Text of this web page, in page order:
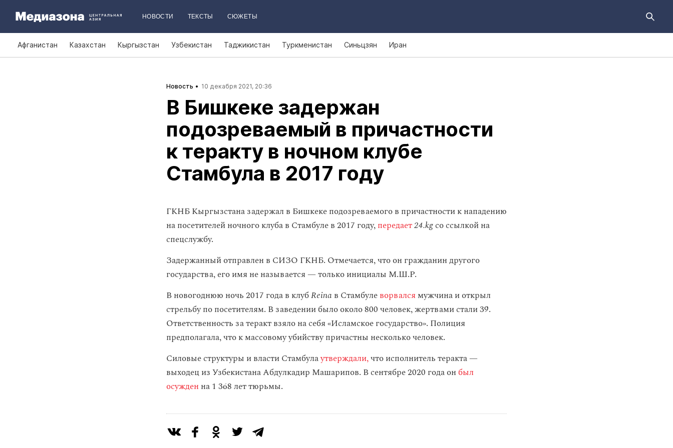
НОВОСТИ ТЕКСТЫ СЮЖЕТЫ
Афганистан Казахстан Кыргызстан Узбекистан Таджикистан Туркменистан Синьцзян Иран
Новость 10 декабря 2021, 20:36
В Бишкеке задержан
подозреваемый в причастности
к теракту в ночном клубе
Стамбула в 2017 году
ГКНБ Кыргызстана задержал в Бишкеке подозреваемого в причастности к нападению
на посетителей ночного клуба в Стамбуле в 2017 году,передает24.kgсо ссылкой на
спецслужбу.
Задержанный отправлен в СИЗО ГКНБ. Отмечается, что он гражданин другого
государства, его имя не называется — только инициалы М.Ш.Р.
В новогоднюю ночь 2017 года в клубReina в Стамбулеворвался мужчина и открыл
стрельбу по посетителям. В заведении было около 800 человек, жертвами стали 39.
Ответственность за теракт взяло на себя «Исламское государство». Полиция
предполагала, что к массовому убийству причастны несколько человек.
Силовые структуры и власти Стамбулаутверждали,что исполнитель теракта —
выходец из Узбекистана Абдулкадир Машарипов. В сентябре 2020 года онбыл
осужден на 1 368 лет тюрьмы.